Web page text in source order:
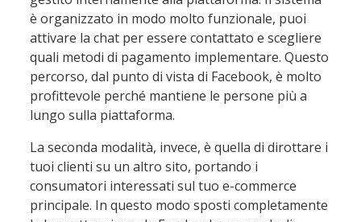
è organizzato in modo molto funzionale, puoi
attivare la chat per essere contattato e scegliere
quali metodi di pagamento implementare. Questo
percorso, dal punto di vista di Facebook, è molto
profittevole perché mantiene le persone più a
lungo sulla piattaforma.
La seconda modalità, invece, è quella di dirottare i
tuoi clienti su un altro sito, portando i
consumatori interessati sul tuo e-commerce
principale. In questo modo sposti completamente